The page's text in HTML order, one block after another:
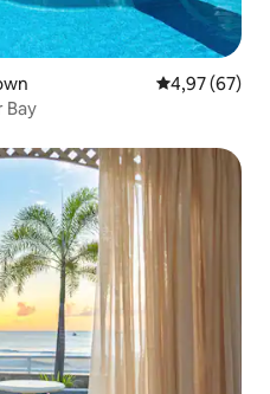
Classificação
4,97 (67)
Bay